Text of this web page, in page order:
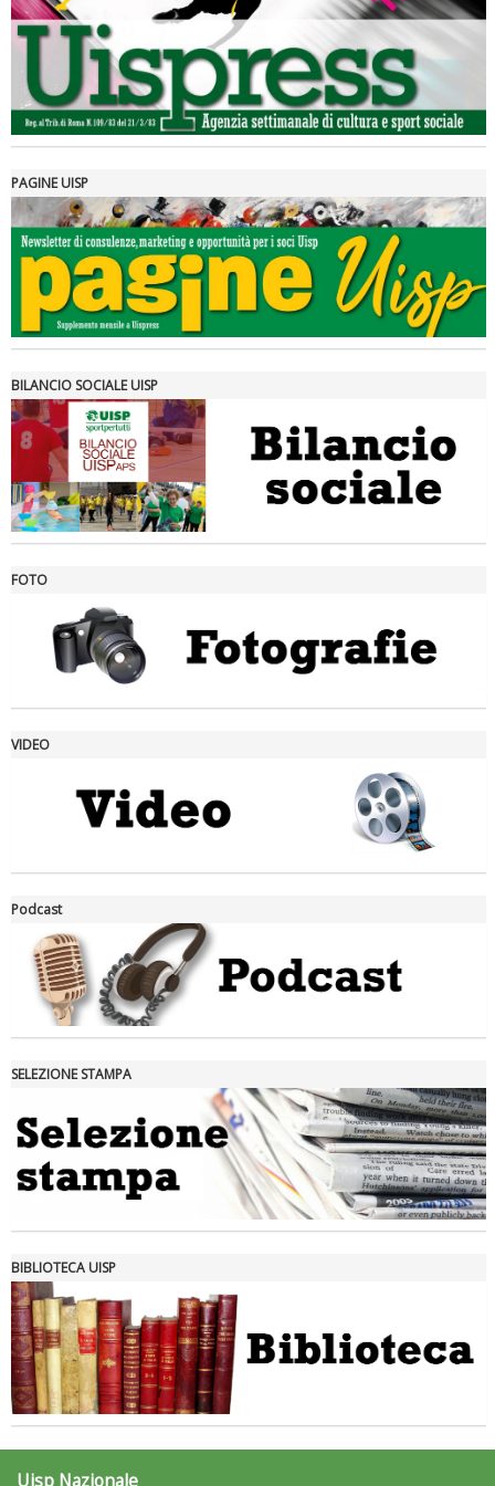
Tiziano Pesce a Radio InBlu2000 traccia il bilancio della stagione
Ddl Lobby, Uisp: “Il Parlamento valorizzi le nostre specificità"
Tiziano Pesce nel Cda di Fondazione Terzjus: prima riunione a
PAGINE UISP
BILANCIO SOCIALE UISP
FOTO
VIDEO
Podcast
SELEZIONE STAMPA
BIBLIOTECA UISP
Uisp Nazionale